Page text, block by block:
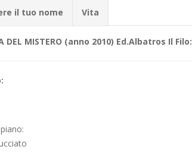
il tuo nome Vita
DEL MISTERO (anno 2010) Ed.Albatros Il Filo: